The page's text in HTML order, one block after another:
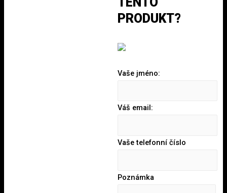
PRODUKT?
Vaše jméno:
Váš email:
Vaše telefonní číslo
Poznámka